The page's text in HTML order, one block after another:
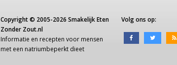
Copyright © 2005-2026 Smakelijk Eten
Zonder Zout.nl
Informatie en recepten voor mensen
met een natriumbeperkt dieet
Volg ons op: